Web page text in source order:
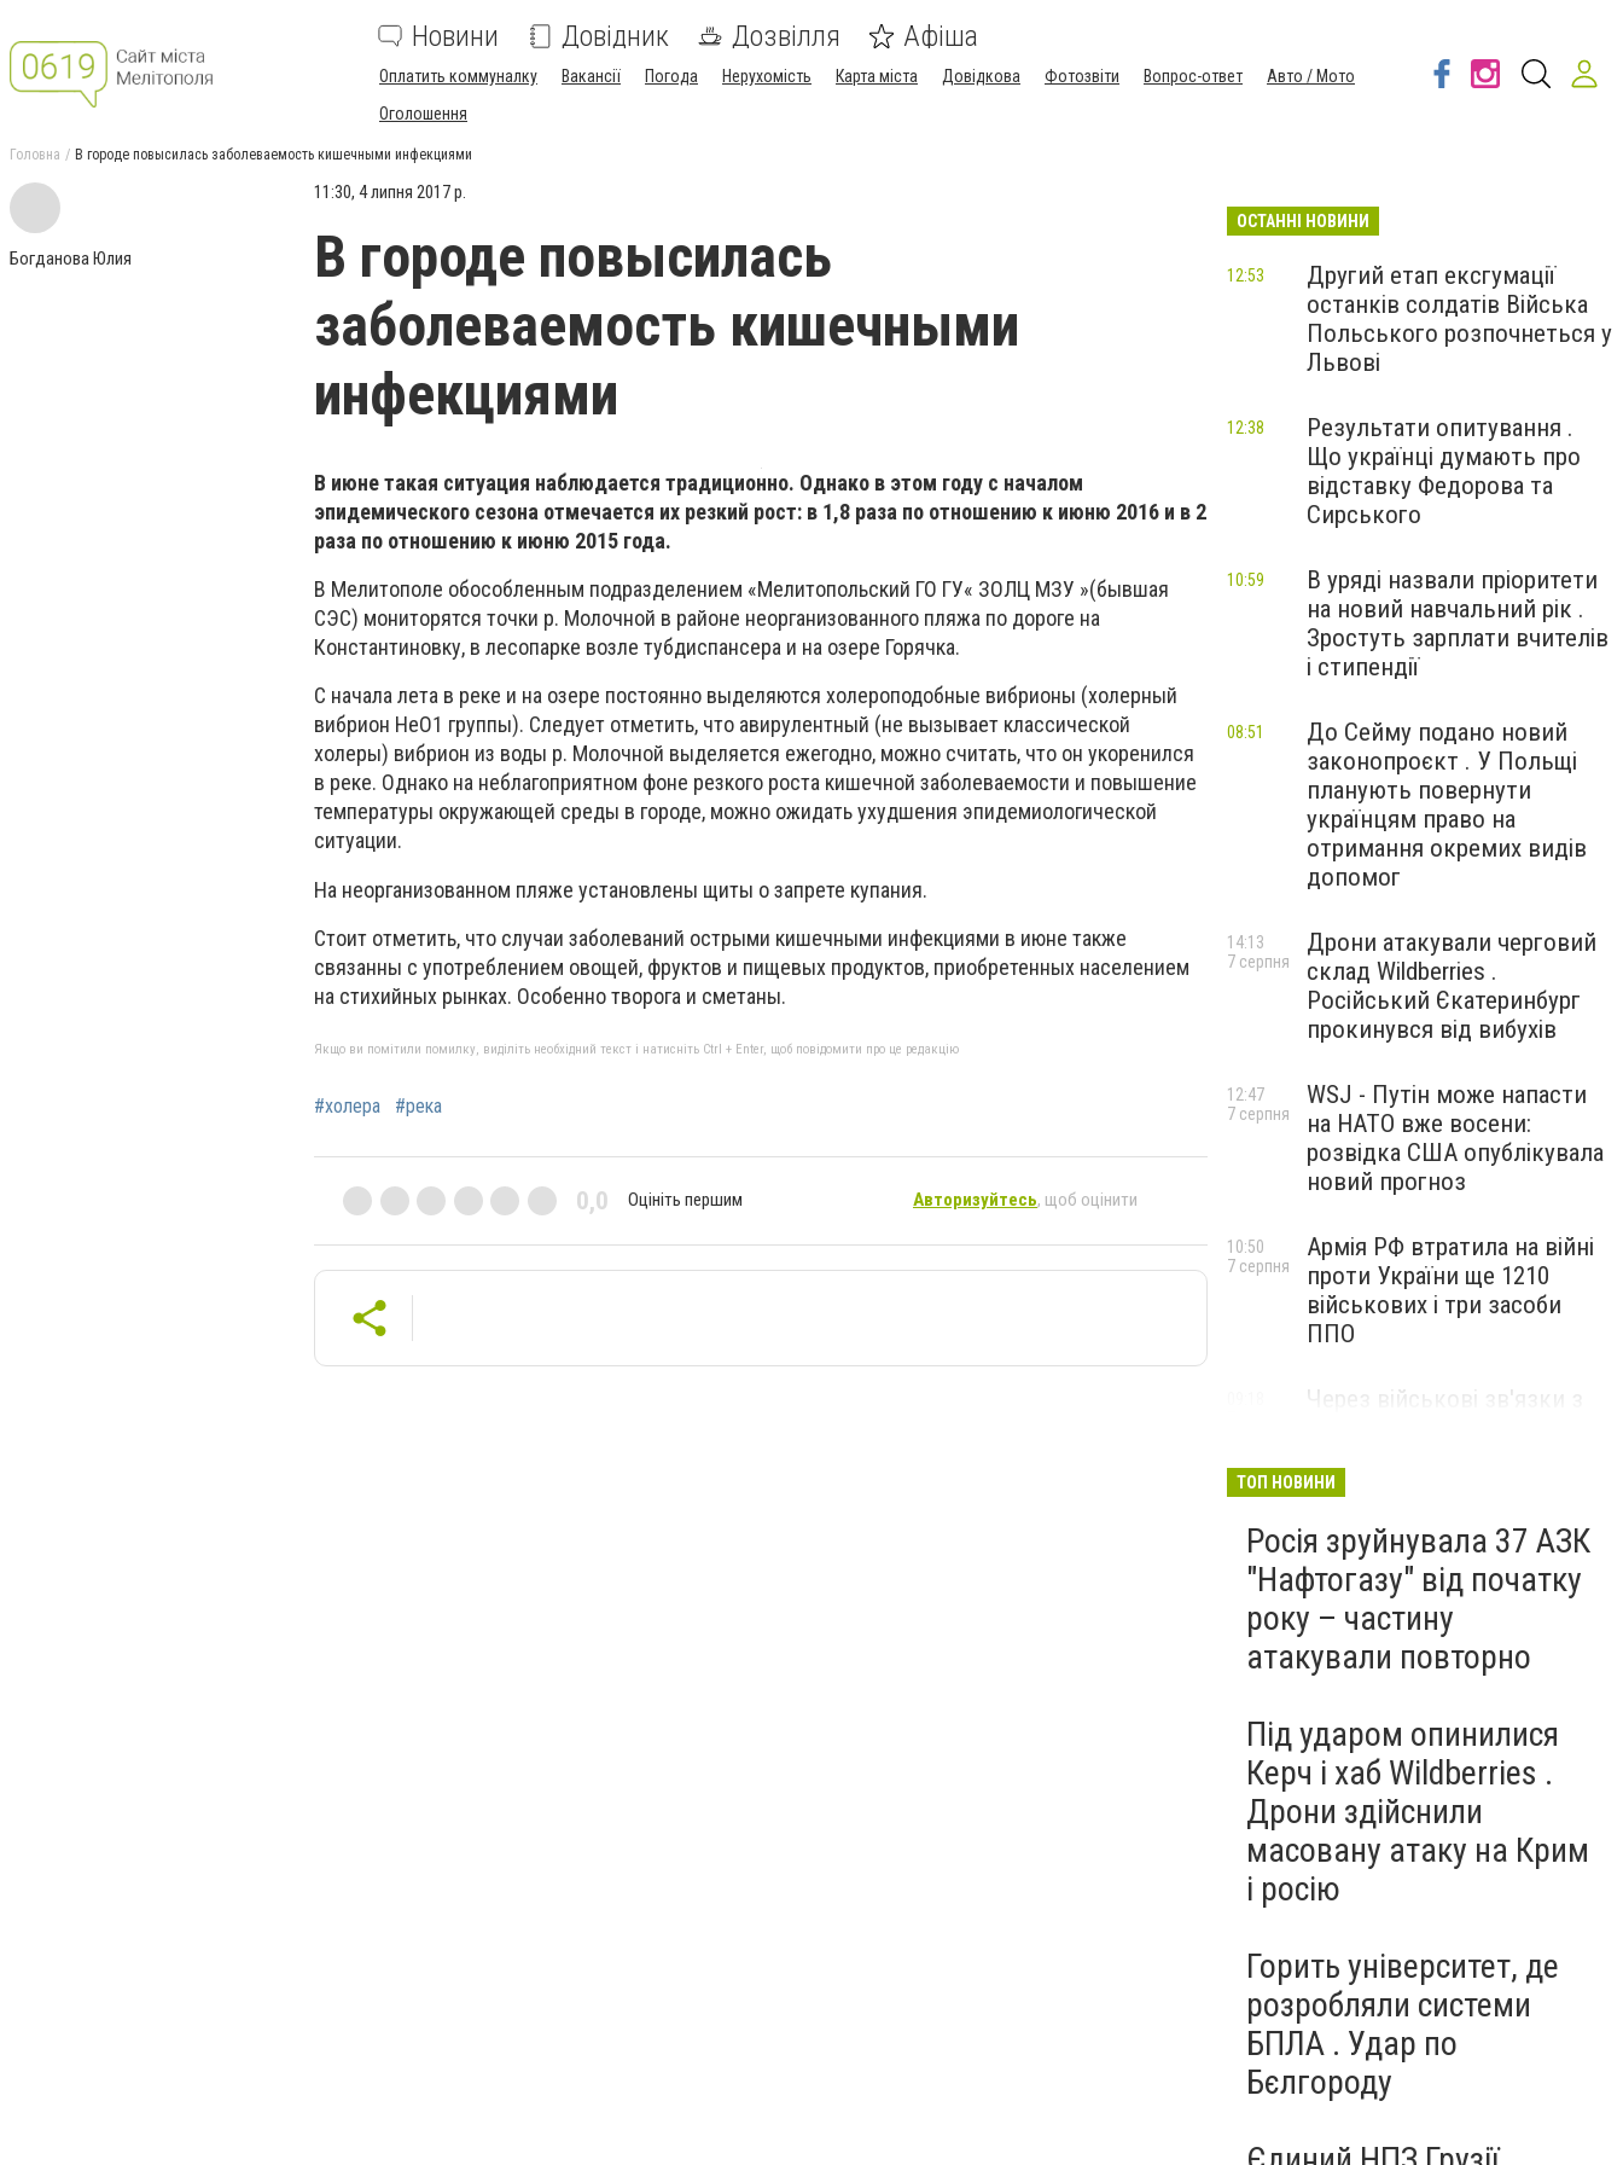
Новини Довідник Дозвілля Афіша
Оплатить коммуналку Вакансії Погода Нерухомість Карта міста Довідкова Фотозвіти Вопрос-ответ
Авто / Мото
Оголошення
Головна В городе повысилась заболеваемость кишечными инфекциями
Богданова Юлия
11:30, 4 липня 2017 р.
В городе повысилась
заболеваемость кишечными
инфекциями
В июне такая ситуация наблюдается традиционно. Однако в этом году с началом
эпидемического сезона отмечается их резкий рост: в 1,8 раза по отношению к июню 2016 и в 2
раза по отношению к июню 2015 года.
В Мелитополе обособленным подразделением «Мелитопольский ГО ГУ« ЗОЛЦ МЗУ »(бывшая
СЭС) мониторятся точки р. Молочной в районе неорганизованного пляжа по дороге на
Константиновку, в лесопарке возле тубдиспансера и на озере Горячка.
С начала лета в реке и на озере постоянно выделяются холероподобные вибрионы (холерный
вибрион НеО1 группы). Следует отметить, что авирулентный (не вызывает классической
холеры) вибрион из воды р. Молочной выделяется ежегодно, можно считать, что он укоренился
в реке. Однако на неблагоприятном фоне резкого роста кишечной заболеваемости и повышение
температуры окружающей среды в городе, можно ожидать ухудшения эпидемиологической
ситуации.
На неорганизованном пляже установлены щиты о запрете купания.
Стоит отметить, что случаи заболеваний острыми кишечными инфекциями в июне также
связанны с употреблением овощей, фруктов и пищевых продуктов, приобретенных населением
на стихийных рынках. Особенно творога и сметаны.
Якщо ви помітили помилку, виділіть необхідний текст і натисніть Ctrl + Enter, щоб повідомити про це редакцію
#холера #река
0,0 Оцініть першим Авторизуйтесь, щоб оцінити
ОСТАННІ НОВИНИ
Другий етап ексгумації
останків солдатів Війська
Польського розпочнеться у
Львові
12:53
Результати опитування .
Що українці думають про
відставку Федорова та
Сирського
12:38
В уряді назвали пріоритети
на новий навчальний рік .
Зростуть зарплати вчителів
і стипендії
10:59
До Сейму подано новий
законопроєкт . У Польщі
планують повернути
українцям право на
отримання окремих видів
допомог
08:51
Дрони атакували черговий
склад Wildberries .
Російський Єкатеринбург
прокинувся від вибухів
14:13
7 серпня
WSJ - Путін може напасти
на НАТО вже восени:
розвідка США опублікувала
новий прогноз
12:47
7 серпня
Армія РФ втратила на війні
проти України ще 1210
військових і три засоби
ППО
10:50
7 серпня
Через військові зв'язки з
Куби
ТОП НОВИНИ
Росія зруйнувала 37 АЗК
"Нафтогазу" від початку
року – частину
атакували повторно
Під ударом опинилися
Керч і хаб Wildberries .
Дрони здійснили
масовану атаку на Крим
і росію
Горить університет, де
розробляли системи
БПЛА . Удар по
Бєлгороду